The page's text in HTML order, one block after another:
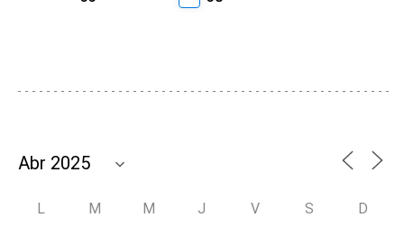
L M M J V S D